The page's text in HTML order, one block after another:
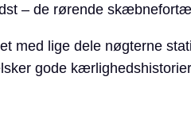
– de rørende
med lige dele nøgterne
gode